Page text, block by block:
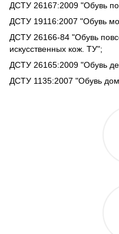
ДСТУ 26167:2009 "Обувь
ДСТУ 19116:2007 "Обувь
ДСТУ 26166-84 "Обувь
искусственных кож. ТУ";
ДСТУ 26165:2009 "Обувь
ДСТУ 1135:2007 "Обувь